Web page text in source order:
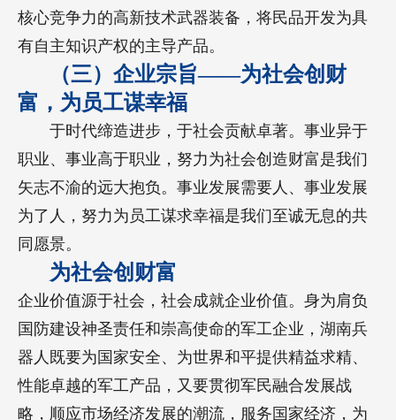
核心竞争力的高新技术武器装备，将民品开发为具
有自主知识产权的主导产品。
（三）企业宗旨——为社会创财
富，为员工谋幸福
于时代缔造进步，于社会贡献卓著。事业异于
职业、事业高于职业，努力为社会创造财富是我们
矢志不渝的远大抱负。事业发展需要人、事业发展
为了人，努力为员工谋求幸福是我们至诚无息的共
同愿景。
为社会创财富
企业价值源于社会，社会成就企业价值。身为肩负
国防建设神圣责任和崇高使命的军工企业，湖南兵
器人既要为国家安全、为世界和平提供精益求精、
性能卓越的军工产品，又要贯彻军民融合发展战
略，顺应市场经济发展的潮流，服务国家经济，为